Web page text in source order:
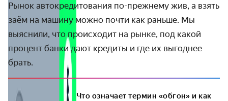
Рынок автокредитования по-прежнему жив, а взять
заём на машину можно почти как раньше. Мы
выяснили, что происходит на рынке, под какой
процент банки дают кредиты и где их выгоднее
брать.
Что означает термин «обгон» и как